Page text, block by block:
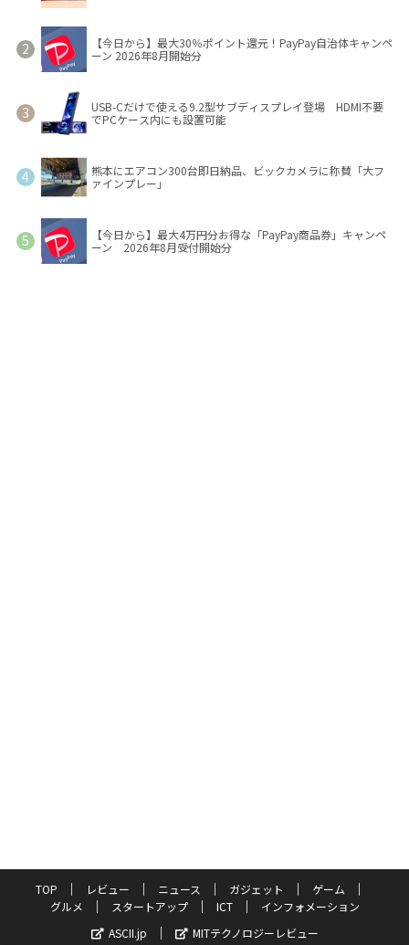
【今日から】最大30％ポイント還元！PayPay自治体キャンペ
ーン 2026年8月開始分
USB-Cだけで使える9.2型サブディスプレイ登場 HDMI不要
でPCケース内にも設置可能
熊本にエアコン300台即日納品、ビックカメラに称賛「大フ
ァインプレー」
【今日から】最大4万円分お得な「PayPay商品券」キャンペ
ーン 2026年8月受付開始分
TOP レビュー ニュース ガジェット
ゲーム
グルメ
スタートアップ ICT
インフォメーション
ASCII.jp
MITテクノロジーレビュー